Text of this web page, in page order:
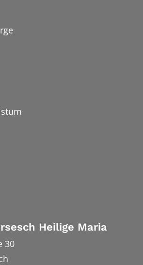
Heilige Maria
30